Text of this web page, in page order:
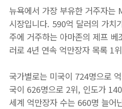
뉴욕에서 가장 부유한 거주자
시장입니다. 590억 달러의 가치
주에 거주하는 아마존의 제프
러로 4년 연속 억만장자 목록 1
국가별로는 미국이 724명으로
국이 626명으로 2위, 인도가
세계 억만장자 수는 660명 늘어